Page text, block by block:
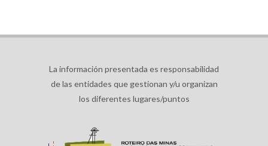
La información presentada es responsabilidad
de las entidades que gestionan y/u organizan
los diferentes lugares/puntos